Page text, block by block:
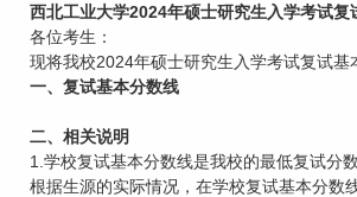
西北工业大学2024年硕士研究生入学考试复
各位考生：
现将我校2024年硕士研究生入学考试复试基
一、复试基本分数线
二、相关说明
1.学校复试基本分数线是我校的最低复试分
根据生源的实际情况，在学校复试基本分数